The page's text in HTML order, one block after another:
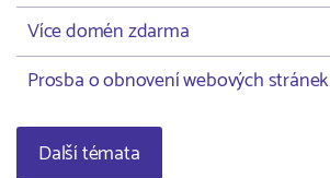
Více domén zdarma
Prosba o obnovení webových stránek
Další témata